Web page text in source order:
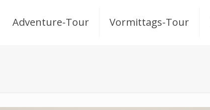
Adventure-Tour Vormittags-Tour